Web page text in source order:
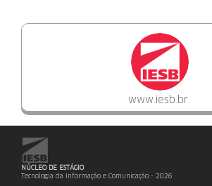
www.iesb.br
NÚCLEO DE ESTÁGIO
Tecnologia da Informação e Comunicação - 2026